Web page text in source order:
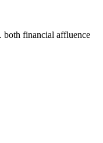
financial affluence